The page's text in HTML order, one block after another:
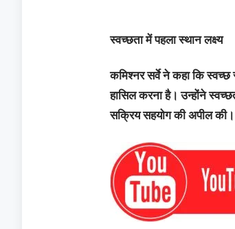
स्वच्छता में पहला स्थान लक्ष्य
कमिश्नर सर्वे ने कहा कि स्वच्छ
हासिल करना है। उन्होंने
सक्रिय सहयोग की अपील की।